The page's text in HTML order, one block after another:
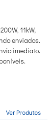
11kW,
enviados.
imediato.
Ver Produtos